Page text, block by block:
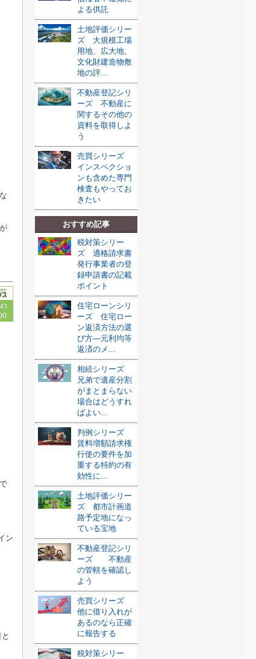
ン
よる供託
土地評価シリー
ズ 大規模工場
用地、広大地、
文化財建造物敷
地の評...
不動産登記シリ
ーズ 不動産に
関するその他の
資料を取得しよ
う
売買シリーズ
インスペクショ
ンも含めた専門
検査もやってお
きたい
おすすめ記事
税対策シリー
ズ 適格請求書
発行事業者の登
録申請書の記載
ポイント
住宅ローンシリ
ーズ 住宅ロー
ン返済方法の選
び方—元利均等
返済のメ...
相続シリーズ
兄弟で遺産分割
がまとまらない
場合はどうすれ
ばよい...
判例シリーズ
賃料増額請求権
行使の要件を加
重する特約の有
効性に...
土地評価シリー
ズ 都市計画道
路予定地になっ
ている宝地
不動産登記シリ
ーズ 不動産
の管轄を確認し
よう
売買シリーズ
他に借り入れが
あるのなら正確
に報告する
税対策シリー